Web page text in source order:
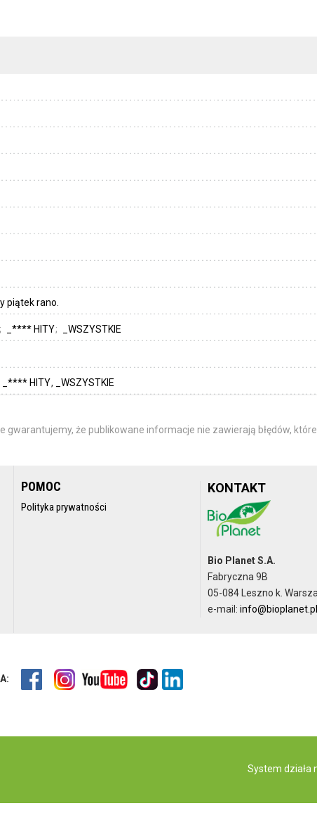
piątek rano.
_**** HITY _WSZYSTKIE
_**** HITY _WSZYSTKIE
gwarantujemy, że publikowane informacje nie zawierają błędów,
POMOC
Polityka prywatności
KONTAKT
Bio Planet S.A.
Fabryczna 9B
05-084 Leszno k.
e-mail:info@bioplanet.pl
System działa